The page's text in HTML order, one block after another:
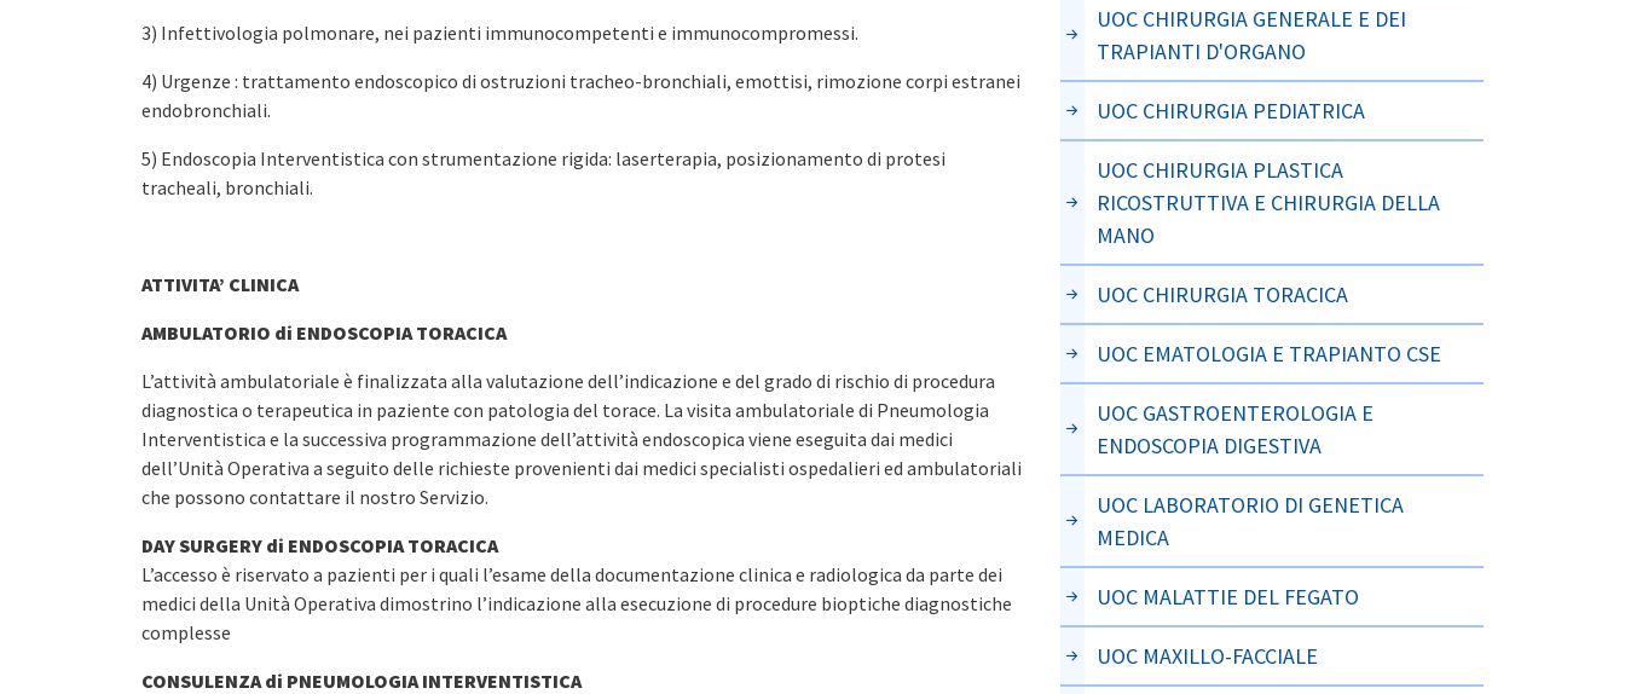
3) Infettivologia polmonare, nei pazienti immunocompetenti e immunocompromessi.
4) Urgenze : trattamento endoscopico di ostruzioni tracheo-bronchiali, emottisi, rimozione corpi estranei
endobronchiali.
5) Endoscopia Interventistica con strumentazione rigida: laserterapia, posizionamento di protesi
tracheali, bronchiali.
ATTIVITA’ CLINICA
AMBULATORIO di ENDOSCOPIA TORACICA
L’attività ambulatoriale è finalizzata alla valutazione dell’indicazione e del grado di rischio di procedura
diagnostica o terapeutica in paziente con patologia del torace. La visita ambulatoriale di Pneumologia
Interventistica e la successiva programmazione dell’attività endoscopica viene eseguita dai medici
dell’Unità Operativa a seguito delle richieste provenienti dai medici specialisti ospedalieri ed ambulatoriali
che possono contattare il nostro Servizio.
DAY SURGERY di ENDOSCOPIA TORACICA
L’accesso è riservato a pazienti per i quali l’esame della documentazione clinica e radiologica da parte dei
medici della Unità Operativa dimostrino l’indicazione alla esecuzione di procedure bioptiche diagnostiche
complesse
CONSULENZA di PNEUMOLOGIA INTERVENTISTICA
UOC CHIRURGIA GENERALE E DEI
TRAPIANTI D'ORGANO
UOC CHIRURGIA PEDIATRICA
UOC CHIRURGIA PLASTICA
RICOSTRUTTIVA E CHIRURGIA DELLA
MANO
UOC CHIRURGIA TORACICA
UOC EMATOLOGIA E TRAPIANTO CSE
UOC GASTROENTEROLOGIA E
ENDOSCOPIA DIGESTIVA
UOC LABORATORIO DI GENETICA
MEDICA
UOC MALATTIE DEL FEGATO
UOC MAXILLO-FACCIALE